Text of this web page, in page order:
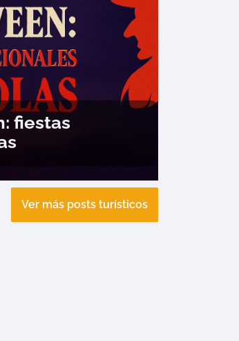
fiestas
Ver más posts turísticos